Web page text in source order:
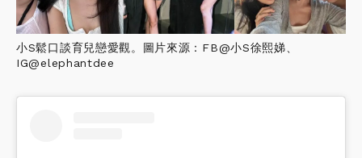
小S鬆口談育兒戀愛觀。圖片來源：FB@小S徐熙娣、
IG@elephantdee